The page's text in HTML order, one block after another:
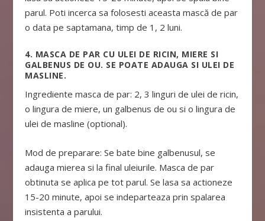
parul. Poti incerca sa folosesti aceasta mască de par
o data pe saptamana, timp de 1, 2 luni.
4. MASCA DE PAR CU ULEI DE RICIN, MIERE SI
GALBENUS DE OU. SE POATE ADAUGA SI ULEI DE
MASLINE.
Ingrediente masca de par: 2, 3 linguri de ulei de ricin,
o lingura de miere, un galbenus de ou si o lingura de
ulei de masline (optional).
Mod de preparare: Se bate bine galbenusul, se
adauga mierea si la final uleiurile. Masca de par
obtinuta se aplica pe tot parul. Se lasa sa actioneze
15-20 minute, apoi se indeparteaza prin spalarea
insistenta a parului.